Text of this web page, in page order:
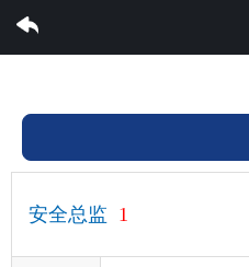
雷速体育集团有
安全总监 1